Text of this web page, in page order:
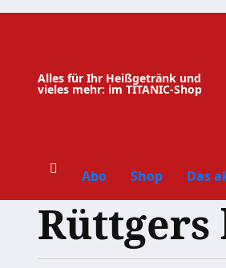
Zum
Alles für Ihr Heißgetränk und
vieles mehr: im TITANIC-Shop
Abo Shop Das